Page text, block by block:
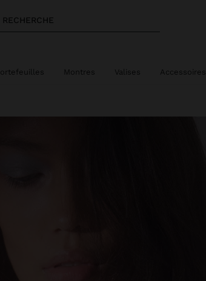
RECHERCHE
Montres Valises Accessoires